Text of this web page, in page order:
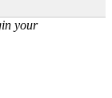
your